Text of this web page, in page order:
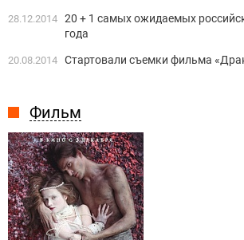
Фильм
28.12.2014 20 + 1 самых ожидаемых
года
20.08.2014 Стартовали съемки фильма